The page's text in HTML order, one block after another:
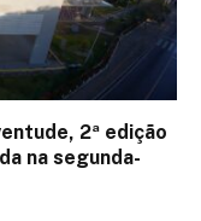
2ª edição
na segunda-